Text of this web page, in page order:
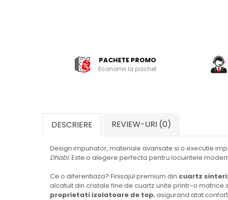
PACHETE PROMO
Economii la pachet
DESCRIERE REVIEW-URI (0)
Design impunator, materiale avansate si o executie
Dhabi. Este o alegere perfecta pentru locuintele
Ce o diferentiaza? Finisajul premium din cuartz
alcatuit din cristale fine de cuartz unite printr-o matrice
proprietati izolatoare de top, asigurand atat